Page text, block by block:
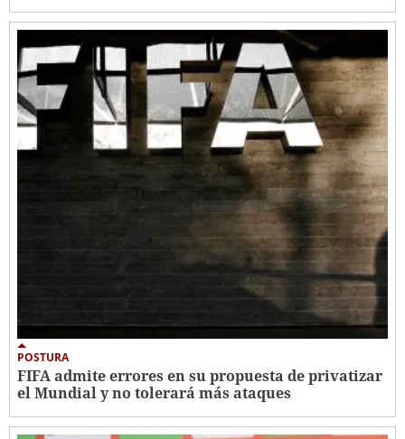
POSTURA
FIFA admite errores en su propuesta de privatizar
el Mundial y no tolerará más ataques